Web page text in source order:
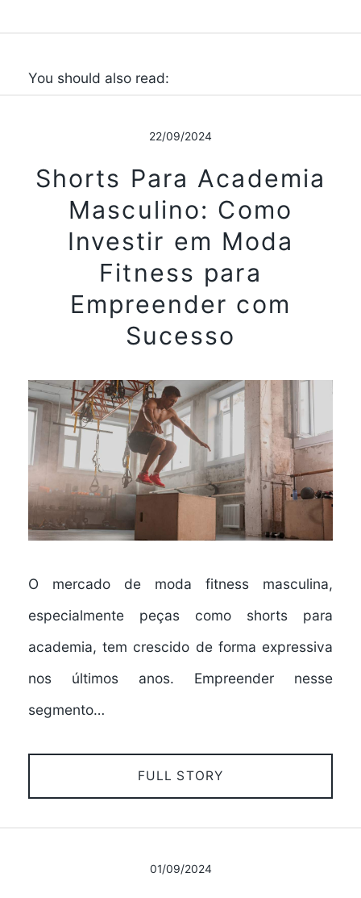
You should also read:
22/09/2024
Shorts Para Academia
Masculino: Como
Investir em Moda
Fitness para
Empreender com
Sucesso
O mercado de moda fitness masculina,
especialmente peças como shorts para
academia, tem crescido de forma expressiva
nos últimos anos. Empreender nesse
segmento…
FULL STORY
01/09/2024